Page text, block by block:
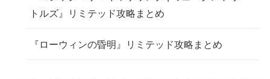
トルズ』リミテッド攻略まとめ
『ローウィンの昏明』リミテッド攻略まとめ